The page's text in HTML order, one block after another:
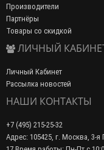
Производители
Партнёры
Товары со скидкой
ЛИЧНЫЙ
Личный Кабинет
Рассылка новостей
НАШИ КОНТАКТЫ
+7 (495) 215-25-32
Адрес: 105425, г. Москва, 3-